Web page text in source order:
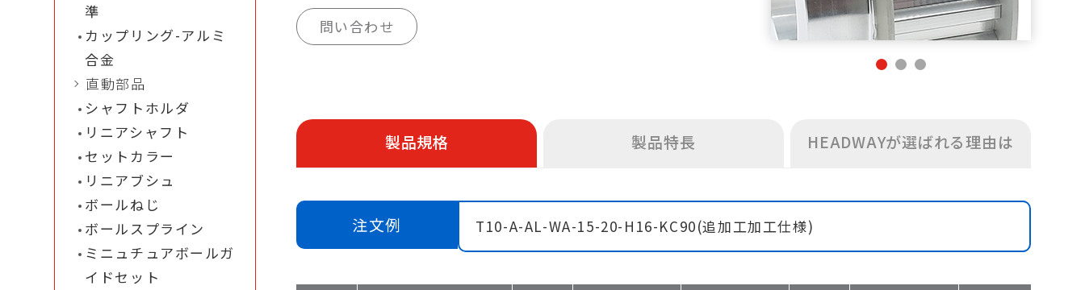
準
カップリング-アルミ
合金
直動部品
シャフトホルダ
リニアシャフト
セットカラー
リニアブシュ
ボールねじ
ボールスプライン
ミニュチュアボールガ
イドセット
問い合わせ
製品規格 製品特長 HEADWAYが選ばれる理由は
注文例 T10-A-AL-WA-15-20-H16-KC90(追加工加工仕様)